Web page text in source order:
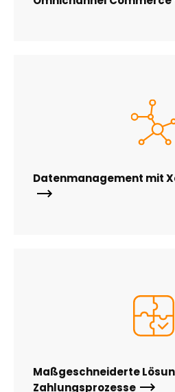
Datenmanagement mit
Maßgeschneiderte
Zahlungsprozesse